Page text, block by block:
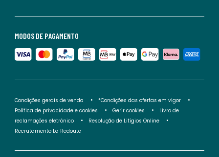
MODOS DE PAGAMENTO
Condições gerais de venda
*Condições das ofertas em vigor
Política de privacidade e cookies
Gerir cookies
Livro de
reclamações eletrónico
Resolução de Litígios Online
Recrutamento La Redoute